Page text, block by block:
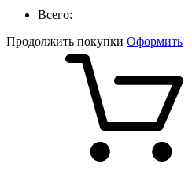
Всего:
Продолжить покупки Оформить